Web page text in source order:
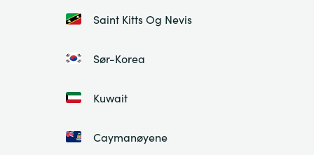
Saint Kitts Og Nevis
Sør-Korea
Kuwait
Caymanøyene